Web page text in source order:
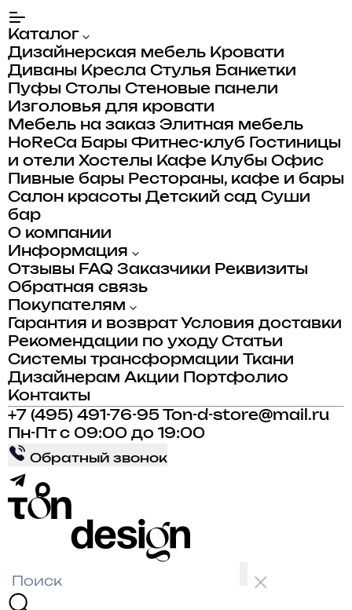
Каталог
Дизайнерская мебель Кровати
Диваны Кресла Стулья Банкетки
Пуфы Столы Стеновые панели
Изголовья для кровати
Мебель на заказ Элитная мебель
HoReCa Бары Фитнес-клуб
Гостиницы
и отели Хостелы Кафе Клубы Офис
Пивные бары Рестораны, кафе и бары
Салон красоты Детский сад Суши
бар
О компании
Информация
Отзывы FAQ Заказчики Реквизиты
Обратная связь
Покупателям
Гарантия и возврат Условия доставки
Рекомендации по уходу Статьи
Системы трансформации
Ткани
Дизайнерам Акции
Портфолио
Контакты
+7 (495) 491-76-95
Ton-d-store@mail.ru
Пн-Пт с 09:00 до 19:00
Обратный звонок